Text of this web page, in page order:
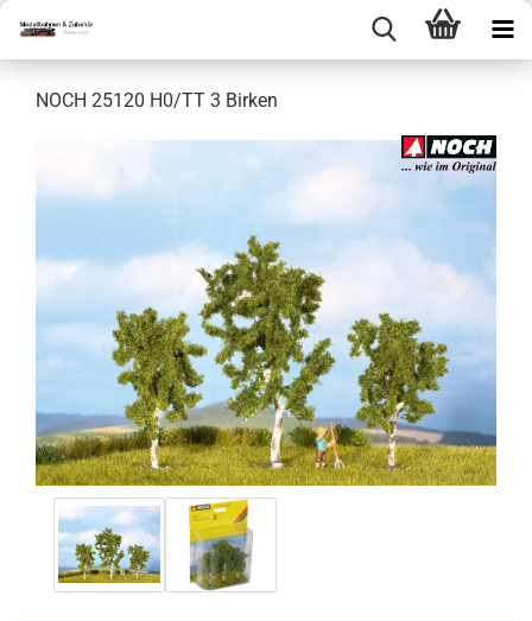
NOCH 25120 H0/TT 3 Birken